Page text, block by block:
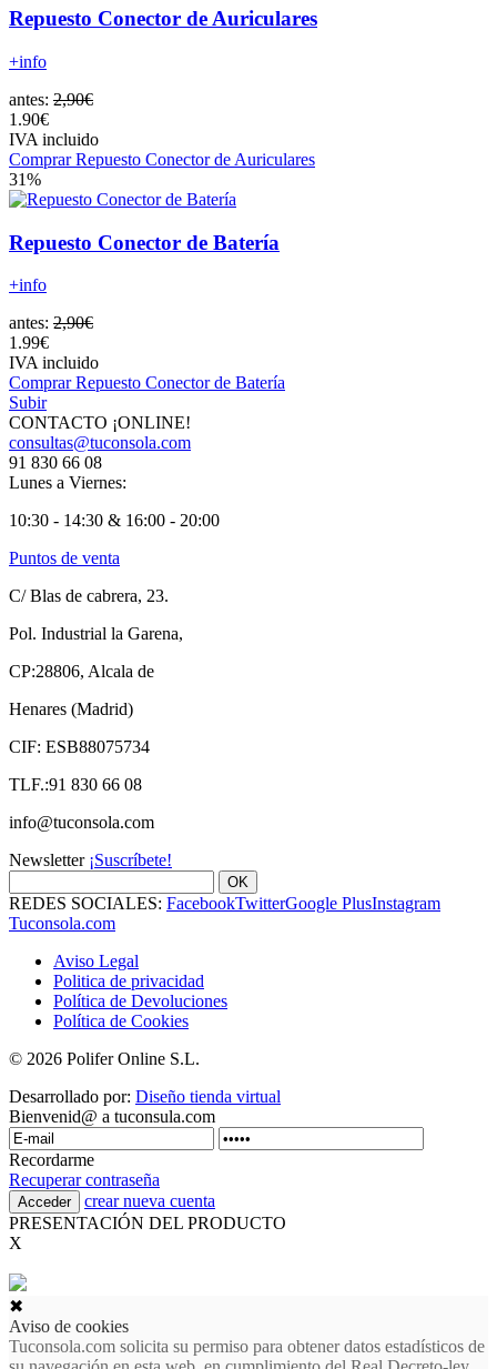
Repuesto Conector de Auriculares
+info
antes: 2,90€
1.90€
IVA incluido
Comprar Repuesto Conector de Auriculares
31%
Repuesto Conector de Batería
+info
antes: 2,90€
1.99€
IVA incluido
Comprar Repuesto Conector de Batería
Subir
CONTACTO ¡ONLINE!
consultas@tuconsola.com
91 830 66 08
Lunes a Viernes:
10:30 - 14:30 & 16:00 - 20:00
Puntos de venta
C/ Blas de cabrera, 23.
Pol. Industrial la Garena,
CP:28806, Alcala de
Henares (Madrid)
CIF: ESB88075734
TLF.:91 830 66 08
info@tuconsola.com
Newsletter ¡Suscríbete!
OK
REDES SOCIALES: FacebookTwitterGoogle PlusInstagram
Tuconsola.com
Aviso Legal
Politica de privacidad
Política de Devoluciones
Política de Cookies
© 2026 Polifer Online S.L.
Desarrollado por: Diseño tienda virtual
Bienvenid@ a tuconsula.com
Recordarme
Recuperar contraseña
crear nueva cuenta
PRESENTACIÓN DEL PRODUCTO
X
✖
Aviso de cookies
Tuconsola.com solicita su permiso para obtener datos estadísticos de